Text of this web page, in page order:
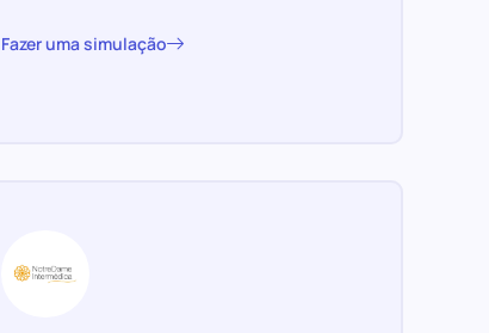
Fazer uma simulação